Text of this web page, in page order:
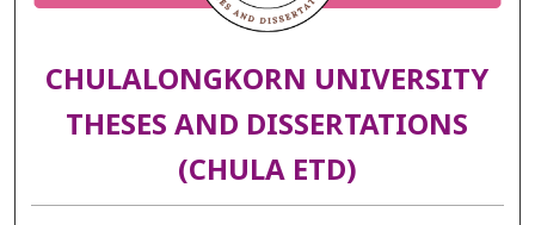
CHULALONGKORN UNIVERSITY
THESES AND DISSERTATIONS
(CHULA ETD)